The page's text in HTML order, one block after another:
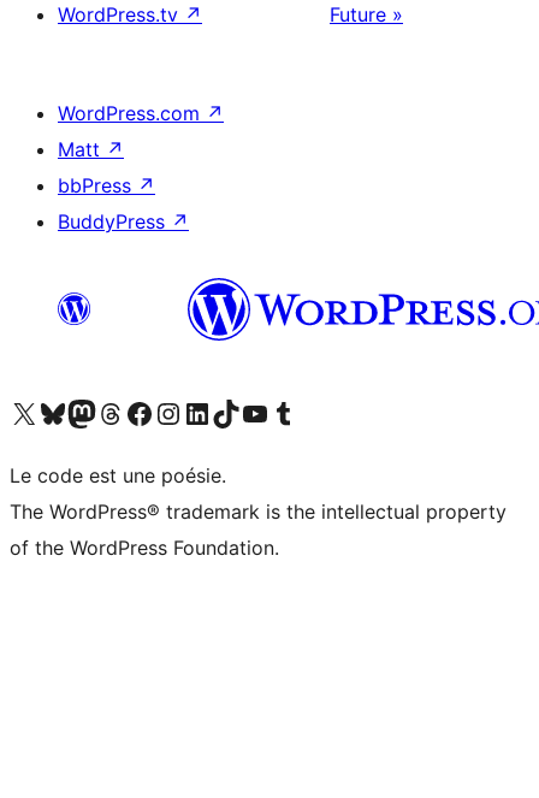
WordPress.tv ↗
Future »
WordPress.com ↗
Matt ↗
bbPress ↗
BuddyPress ↗
Visitez notre compte X (précédemment Twitter)
Visiter notre compte Bluesky
Visiter notre compte Mastodon
Visiter notre compte Threads
Consulter notre compte Facebook
Consulter notre compte Instagram
Consulter notre compte LinkedIn
Visiter notre compte TokTok
Visiter notre chaîne YouTube
Visiter notre compte Tumblr
Le code est une poésie.
The WordPress® trademark is the intellectual property
of the WordPress Foundation.